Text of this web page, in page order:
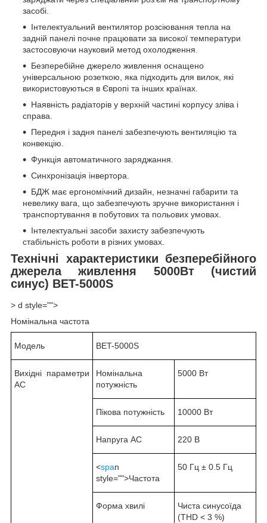
засобі.
Інтелектуальний вентилятор розсіювання тепла на
задній панелі почне працювати за високої температури
застосовуючи науковий метод охолодження.
Безперебійне джерело живлення оснащено
універсальною розеткою, яка підходить для вилок, які
використовуються в Європі та інших країнах.
Наявність радіаторів у верхній частині корпусу зліва і
справа.
Передня і задня панелі забезпечують вентиляцію та
конвекцію.
Функція автоматичного заряджання.
Синхронізація інвертора.
БДЖ має ергономічний дизайн, незначні габарити та
невелику вага, що забезпечують зручне використання і
транспортування в побутових та польових умовах.
Інтелектуальні засоби захисту забезпечують
стабільність роботи в різних умовах.
Технічні характеристики безперебійного
джерела живлення 5000Вт (чистий
синус) BET-5000S
> d style="">
Номінальна частота
Модель BET-5000S
Вихідні параметри
АС
Номінальна
потужність
5000 Вт
Пікова потужність 10000 Вт
Напруга АС 220 В
<span
style="">Частота
50 Гц ± 0.5 Гц
Форма хвилі
Чиста синусоїда
(THD < 3 %)